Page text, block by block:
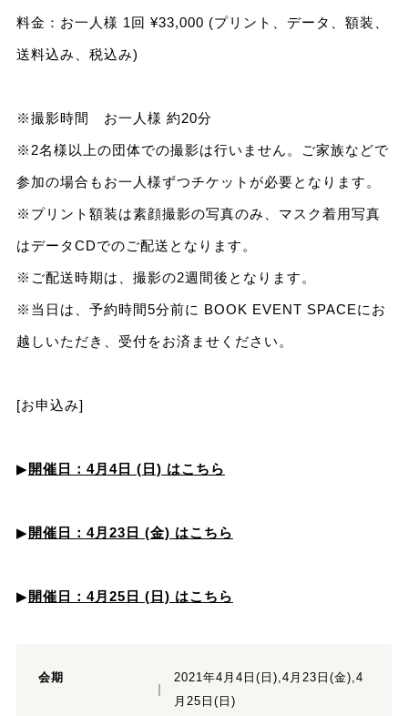
料金：お一人様 1回 ¥33,000 (プリント、データ、額装、
送料込み、税込み)
※撮影時間 お一人様 約20分
※2名様以上の団体での撮影は行いません。ご家族などで
参加の場合もお一人様ずつチケットが必要となります。
※プリント額装は素顔撮影の写真のみ、マスク着用写真
はデータCDでのご配送となります。
※ご配送時期は、撮影の2週間後となります。
※当日は、予約時間5分前に BOOK EVENT SPACEにお
越しいただき、受付をお済ませください。
[お申込み]
▶開催日：4月4日 (日) はこちら
▶開催日：4月23日 (金) はこちら
▶開催日：4月25日 (日) はこちら
会期
2021年4月4日(日),4月23日(金),4
月25日(日)